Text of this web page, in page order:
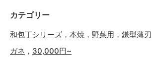
カテゴリー
和包丁シリーズ ， 本焼 ， 野菜用 ， 鎌型薄刃
ガネ ， 30,000円~